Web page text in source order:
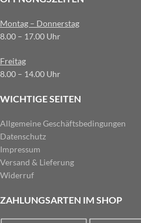
Montag – Donnerstag
8.00 – 17.00 Uhr
Freitag
8.00 – 14.00 Uhr
WICHTIGE SEITEN
Allgemeine Geschäftsbedingungen
Datenschutz
Impressum
Versand & Lieferung
Widerruf
ZAHLUNGSARTEN IM SHOP